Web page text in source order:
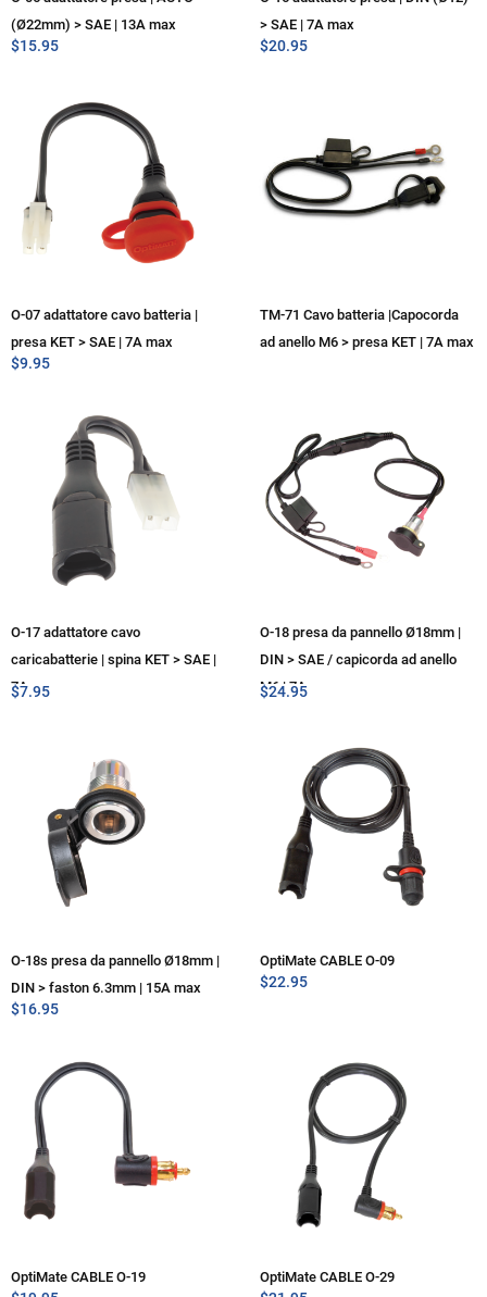
(Ø22mm) > SAE | 13A max
$15.95
> SAE | 7A max
$20.95
O-07 adattatore cavo batteria |
presa KET > SAE | 7A max
$9.95
TM-71 Cavo batteria |Capocorda
ad anello M6 > presa KET | 7A max
O-17 adattatore cavo
caricabatterie | spina KET > SAE |
7A max
$7.95
O-18 presa da pannello Ø18mm |
DIN > SAE / capicorda ad anello
M6 | 7A max
$24.95
O-18s presa da pannello Ø18mm |
DIN > faston 6.3mm | 15A max
$16.95
OptiMate CABLE O-09
$22.95
OptiMate CABLE O-19 OptiMate CABLE O-29